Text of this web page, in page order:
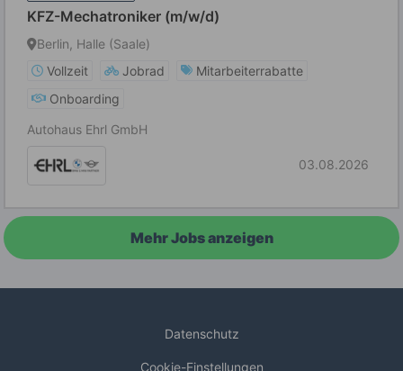
KFZ-Mechatroniker (m/w/d)
Berlin, Halle (Saale)
Vollzeit
Jobrad
Mitarbeiterrabatte
Onboarding
Autohaus Ehrl GmbH
03.08.2026
Mehr Jobs anzeigen
Datenschutz
Cookie-Einstellungen